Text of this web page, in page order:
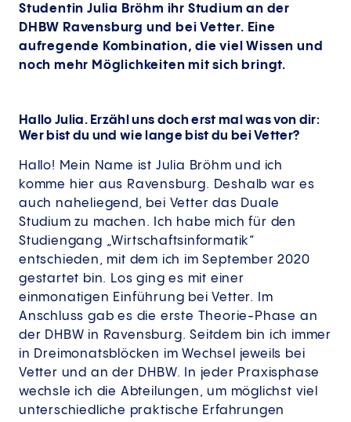
Studentin Julia Bröhm ihr Studium an der
DHBW Ravensburg und bei Vetter. Eine
aufregende Kombination, die viel Wissen und
noch mehr Möglichkeiten mit sich bringt.
Hallo Julia. Erzähl uns doch erst mal was von dir:
Wer bist du und wie lange bist du bei Vetter?
Hallo! Mein Name ist Julia Bröhm und ich
komme hier aus Ravensburg. Deshalb war es
auch naheliegend, bei Vetter das Duale
Studium zu machen. Ich habe mich für den
Studiengang „Wirtschaftsinformatik“
entschieden, mit dem ich im September 2020
gestartet bin. Los ging es mit einer
einmonatigen Einführung bei Vetter. Im
Anschluss gab es die erste Theorie-Phase an
der DHBW in Ravensburg. Seitdem bin ich immer
in Dreimonatsblöcken im Wechsel jeweils bei
Vetter und an der DHBW. In jeder Praxisphase
wechsle ich die Abteilungen, um möglichst viel
unterschiedliche praktische Erfahrungen